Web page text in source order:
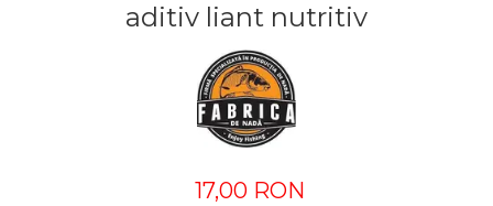
aditiv liant nutritiv
17,00 RON